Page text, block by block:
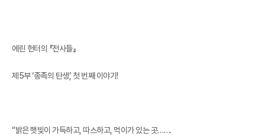
에린 헌터의 『전사들』
제5부 ‘종족의 탄생’, 첫 번째 이야기!
“밝은 햇빛이 가득하고, 따스하고, 먹이가 있는 곳…….